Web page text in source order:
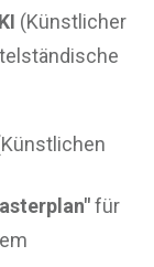
(Künstlicher
für